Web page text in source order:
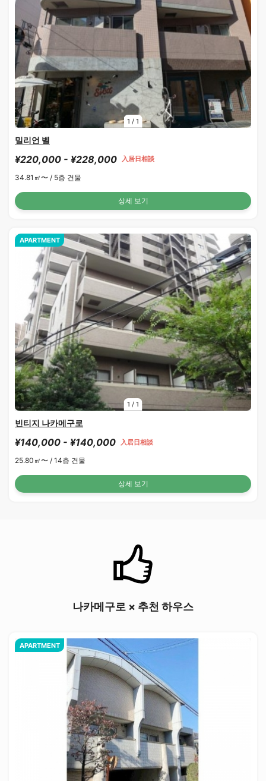
1 / 1
밀리언 벨
¥220,000 - ¥228,000 入居日相談
34.81㎡〜 / 5층 건물
상세 보기
1 / 1
APARTMENT
빈티지 나카메구로
¥140,000 - ¥140,000 入居日相談
25.80㎡〜 / 14층 건물
상세 보기
나카메구로 × 추천 하우스
APARTMENT